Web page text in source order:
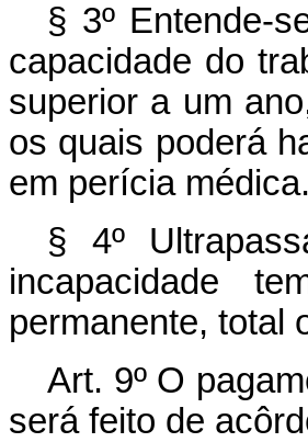
§ 3º Entende-
capacidade do
superior a um
os quais poderá
em perícia médica.
§ 4º
incapacidade
permanente, total
Art. 9º O
será feito de